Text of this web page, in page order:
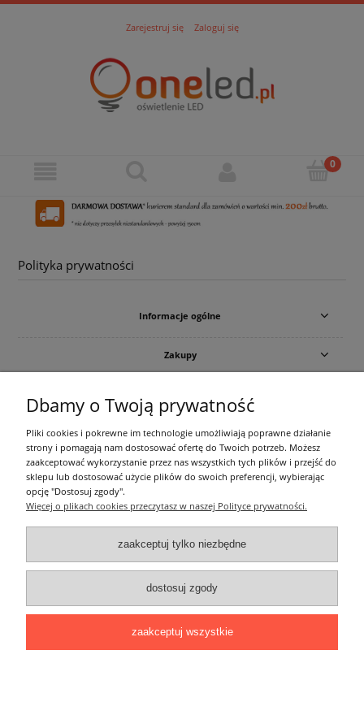
Zarejestruj się Zaloguj się
Polityka prywatności
Informacje ogólne
Zakupy
Pozostałe
Łatwy dojazd z Sopotu, Gdańska i Gdyni - przekonaj się i kup również na
ONELED, ul. Kasprowicza 4, 83-000 Pruszcz Gdański
e-mail: biuro@oneled.pl | tel.: 511-711-113 | tel.: 511-115-157 | tel.: 511-711-
225
Dbamy o Twoją prywatność
Pliki cookies i pokrewne im technologie umożliwiają poprawne działanie
strony i pomagają nam dostosować ofertę do Twoich potrzeb. Możesz
zaakceptować wykorzystanie przez nas wszystkich tych plików i przejść do
sklepu lub dostosować użycie plików do swoich preferencji, wybierając
opcję "Dostosuj zgody".
Więcej o plikach cookies przeczytasz w naszej Polityce prywatności.
zaakceptuj tylko niezbędne
dostosuj zgody
zaakceptuj wszystkie